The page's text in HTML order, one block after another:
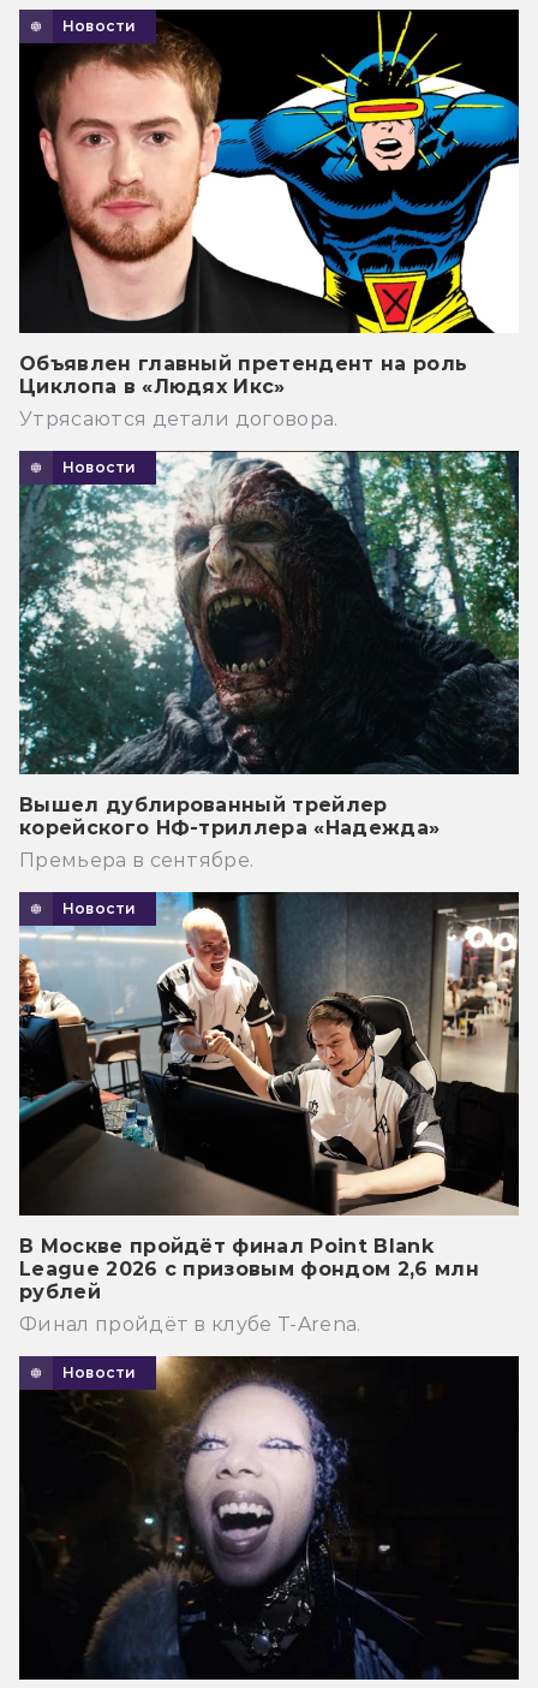
Новости
Объявлен главный претендент на роль
Циклопа в «Людях Икс»
Утрясаются детали договора.
Новости
Вышел дублированный трейлер
корейского НФ-триллера «Надежда»
Премьера в сентябре.
Новости
В Москве пройдёт финал Point Blank
League 2026 с призовым фондом 2,6 млн
рублей
Финал пройдёт в клубе T-Arena.
Новости